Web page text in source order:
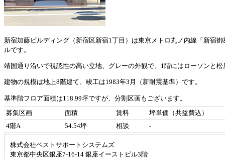
新宿加藤ビルディング（新宿区新宿1丁目）は東京メトロ丸ノ内線「新宿
ルです。
靖国通り沿いで視認性の高い立地、グレーの外観で、1階にはローソンと
建物の規模は地上8階建て、竣工は1983年3月（新耐震基準）です。
基準階フロア面積は118.99坪ですが、分割区画もございます。
各フロア、個別空調・OAフロア・男女別トイレなどの設備が整っています
最新の空室状況や賃料・賃貸条件など、お気軽にお問合せ下さい。
募集区画 面積 賃料
坪単価（共益費込）
4階A
54.54坪 相談 -
株式会社ベストサポートシステムズ
東京都中央区銀座7-16-14 銀座イーストビル3階